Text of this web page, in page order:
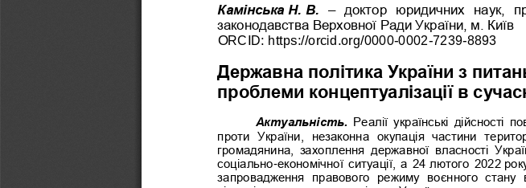
Камінська Н. В. – доктор  юридичних  наук,
законодавства Верховної Ради України, м. Київ
ORCID: https://orcid.org/0000-0002-7239-8893
Державна політика України з
проблеми концептуалізації в
Актуальність. Реалії  українські  дійсності
проти  України,  незаконна  окупація  частини
громадянина,  захоплення  державної  власності  У
соціально-економічної ситуації, а 24 лютого 2022
запровадження  правового  режиму  воєнного  стану